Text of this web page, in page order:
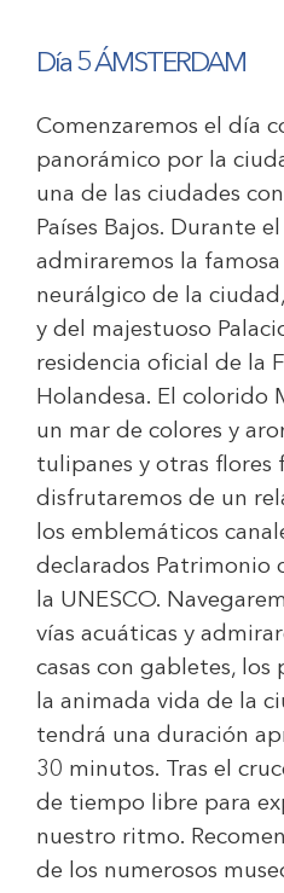
Día 5 ÁMSTERDAM
Comenzaremos el día
panorámico por la
una de las ciudades
Países Bajos. Durante
admiraremos la
neurálgico de la
y del majestuoso
residencia oficial de la
Holandesa. El colorido
un mar de colores y
tulipanes y otras flores
disfrutaremos de un
los emblemáticos
declarados Patrimonio
la UNESCO.
vías acuáticas y
casas con gabletes, los
la animada vida de la
tendrá una duración
30 minutos. Tras el
de tiempo libre para
nuestro ritmo.
de los numerosos